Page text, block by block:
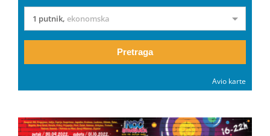
1 putnik, ekonomska
Pretraga
Avio karte